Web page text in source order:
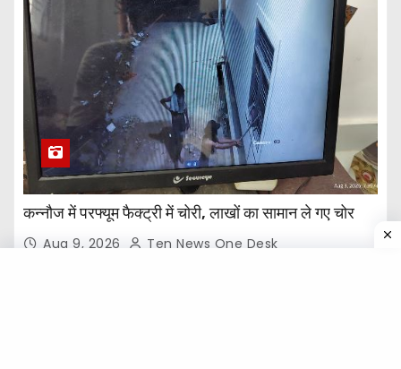
कन्नौज में परफ्यूम फैक्ट्री में चोरी, लाखों का सामान ले गए चोर
Aug 9, 2026 Ten News One Desk